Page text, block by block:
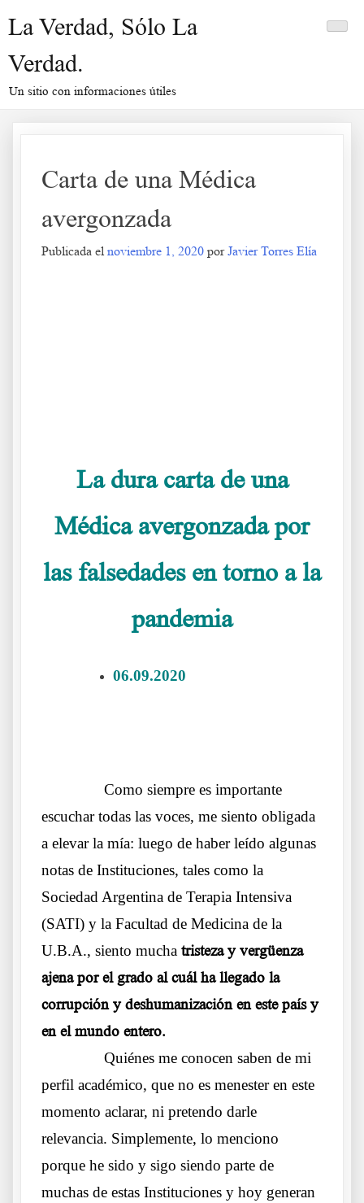
La Verdad, Sólo La
Verdad.
Un sitio con informaciones útiles
Carta de una Médica
avergonzada
Publicada el noviembre 1, 2020 porJavier Torres Elía
La dura carta de una
Médica avergonzada por
las falsedades en torno a la
pandemia
06.09.2020
Como siempre es importante
escuchar todas las voces, me siento obligada
a elevar la mía: luego de haber leído algunas
notas de Instituciones, tales como la
Sociedad Argentina de Terapia Intensiva
(SATI) y la Facultad de Medicina de la
U.B.A., siento mucha tristeza y vergüenza
ajena por el grado al cuál ha llegado la
corrupción y deshumanización en este país y
en el mundo entero.
Quiénes me conocen saben de mi
perfil académico, que no es menester en este
momento aclarar, ni pretendo darle
relevancia. Simplemente, lo menciono
porque he sido y sigo siendo parte de
muchas de estas Instituciones y hoy generan